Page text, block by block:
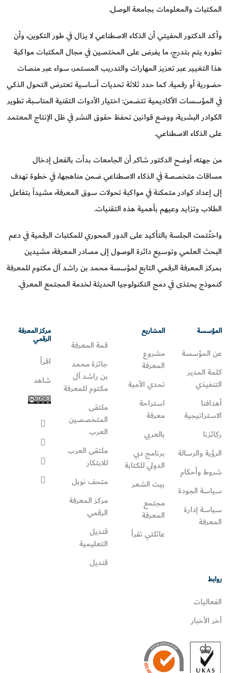
المكتبات والمعلومات بجامعة الوصل.
وأكد الدكتور الحفيتي أن الذكاء الاصطناعي لا يزال في طور التكوين، وأن
تطوره يتم بتدرج، ما يفرض على المختصين في مجال المكتبات مواكبة
هذا التغيير عبر تعزيز المهارات والتدريب المستمر، سواء عبر منصات
حضورية أو رقمية. كما حدد ثلاثة تحديات أساسية تعترض التحول الذكي
في المؤسسات الأكاديمية تتضمن: اختيار الأدوات التقنية المناسبة، تطوير
الكوادر البشرية، ووضع قوانين تحفظ حقوق النشر في ظل الإنتاج المعتمد
على الذكاء الاصطناعي.
من جهته، أوضح الدكتور شاكر أن الجامعات بدأت بالفعل إدخال
مساقات متخصصة في الذكاء الاصطناعي ضمن مناهجها، في خطوة تهدف
إلى إعداد كوادر متمكنة في مواكبة تحولات سوق المعرفة، مشيداً بتفاعل
الطلاب وتزايد وعيهم بأهمية هذه التقنيات.
واختُتمت الجلسة بالتأكيد على الدور المحوري للمكتبات الرقمية في دعم
البحث العلمي وتوسيع دائرة الوصول إلى مصادر المعرفة، مشيدين
بمركز المعرفة الرقمي التابع لمؤسسة محمد بن راشد آل مكتوم للمعرفة
كنموذج يحتذى في دمج التكنولوجيا الحديثة لخدمة المجتمع المعرفي.
المؤسسة
عن المؤسسة
كلمة المدير
التنفيذي
أهدافنا
الاستراتيجية
ركائزنا
الرؤية والرسالة
شروط وأحكام
سياسة الجودة
سياسة إدارة
المعرفة
المشاريع
مشروع
المعرفة
تحدي الأمية
استراحة
معرفة
بالعربي
برنامج دبي
الدولي للكتابة
بيت الشعر
مجتمع
المعرفة
عائلتي تقرأ‎
قمة المعرفة
جائزة محمد
بن راشد آل
مكتوم للمعرفة
ملتقى
المتخصصين
العرب
ملتقى العرب
للابتكار
متحف نوبل
مركز المعرفة
الرقمي
قنديل
التعليمية
قنديل
مركز المعرفة
الرقمي
اقرأ
شاهد
روابط
الفعاليات
آخر الأخبار